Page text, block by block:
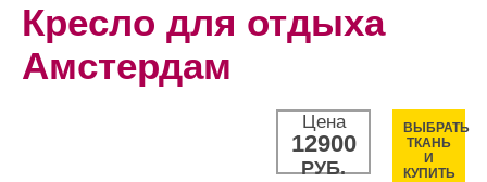
Кресло для отдыха
Амстердам
Цена
12900
РУБ.
ВЫБРАТЬ
ТКАНЬ
И
КУПИТЬ